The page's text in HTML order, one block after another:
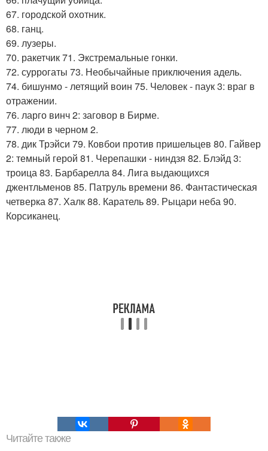
67. городской охотник.
68. ганц.
69. лузеры.
70. ракетчик 71. Экстремальные гонки.
72. суррогаты 73. Необычайные приключения адель.
74. бишунмо - летящий воин 75. Человек - паук 3: враг в
отражении.
76. ларго винч 2: заговор в Бирме.
77. люди в черном 2.
78. дик Трэйси 79. Ковбои против пришельцев 80. Гайвер
2: темный герой 81. Черепашки - ниндзя 82. Блэйд 3:
троица 83. Барбарелла 84. Лига выдающихся
джентльменов 85. Патруль времени 86. Фантастическая
четверка 87. Халк 88. Каратель 89. Рыцари неба 90.
Корсиканец.
Читайте также